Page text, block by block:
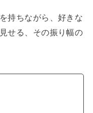
持ちながら、好きな
せる、その振り幅の